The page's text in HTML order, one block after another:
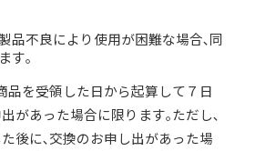
品不良により使用が困難な場合､同
す｡
品を受領した日から起算して７日
があった場合に限ります｡ただし､
後に､交換のお申し出があった場